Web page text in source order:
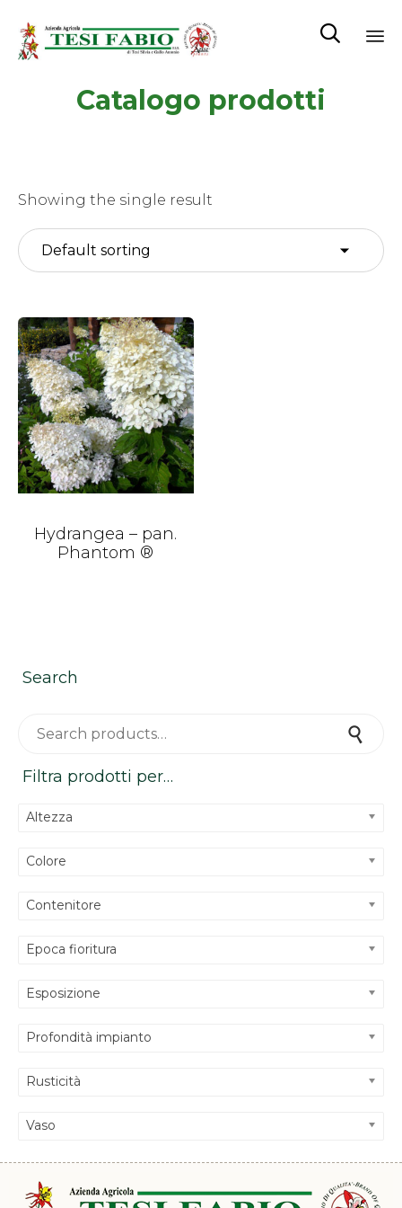

Catalogo prodotti
Showing the single result
Hydrangea – pan.
Phantom ®
Search
Filtra prodotti per…
Altezza
Colore
Contenitore
Epoca fioritura
Esposizione
Profondità impianto
Rusticità
Vaso